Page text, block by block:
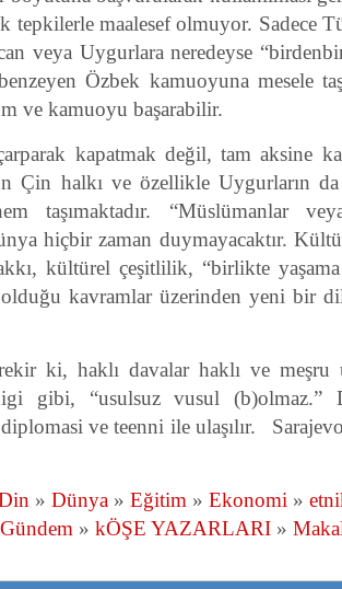
tepkilerle maalesef olmuyor. Sadece
veya Uygurlara neredeyse
Özbek kamuoyuna mesele
ve kamuoyu başarabilir.
kapatmak değil, tam aksine
Çin halkı ve özellikle Uygurların
taşımaktadır. “Müslümanlar
hiçbir zaman duymayacaktır.
kültürel çeşitlilik, “birlikte
olduğu kavramlar üzerinden yeni bir
ki, haklı davalar haklı ve meşru
gibi, “usulsuz vusul (b)olmaz.”
diplomasi ve teenni ile ulaşılır.
» Dünya » Eğitim » Ekonomi »
Gündem » kÖŞE YAZARLARI »